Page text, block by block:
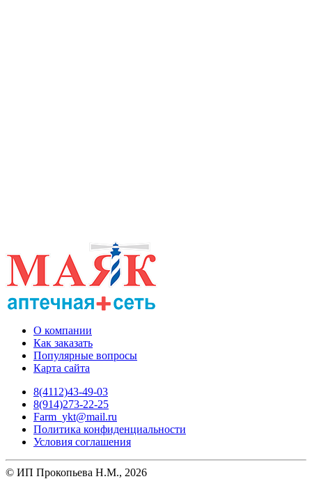
О компании
Как заказать
Популярные вопросы
Карта сайта
8(4112)43-49-03
8(914)273-22-25
Farm_ykt@mail.ru
Политика конфиденциальности
Условия соглашения
© ИП Прокопьева Н.М., 2026